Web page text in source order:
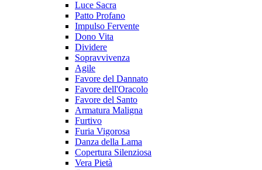
Luce Sacra
Patto Profano
Impulso Fervente
Dono Vita
Dividere
Sopravvivenza
Agile
Favore del Dannato
Favore dell'Oracolo
Favore del Santo
Armatura Maligna
Furtivo
Furia Vigorosa
Danza della Lama
Copertura Silenziosa
Vera Pietà